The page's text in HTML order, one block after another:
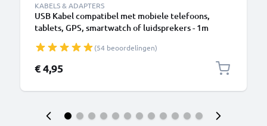
KABELS & ADAPTERS
USB Kabel compatibel met mobiele telefoons,
tablets, GPS, smartwatch of luidsprekers - 1m
(54 beoordelingen)
€ 4,95